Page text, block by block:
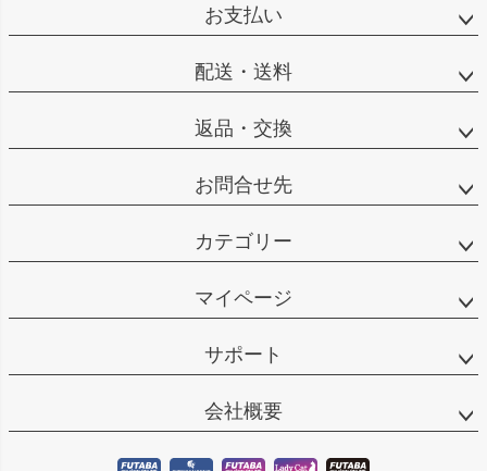
ジト
ップ
お支払い
配送・送料
返品・交換
お問合せ先
カテゴリー
マイページ
サポート
会社概要